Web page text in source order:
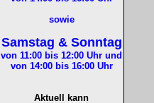
sowie
Samstag & Sonntag
von 11:00 bis 12:00 Uhr und
von 14:00 bis 16:00Uhr
Aktuell kann